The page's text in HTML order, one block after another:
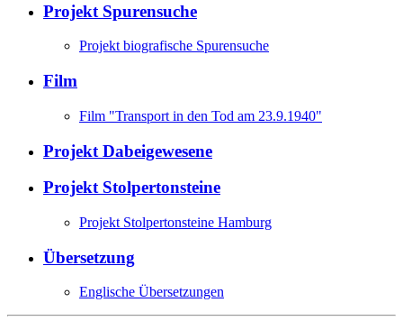
Projekt Spurensuche
Projekt biografische Spurensuche
Film
Film "Transport in den Tod am 23.9.1940"
Projekt Dabeigewesene
Projekt Stolpertonsteine
Projekt Stolpertonsteine Hamburg
Übersetzung
Englische Übersetzungen